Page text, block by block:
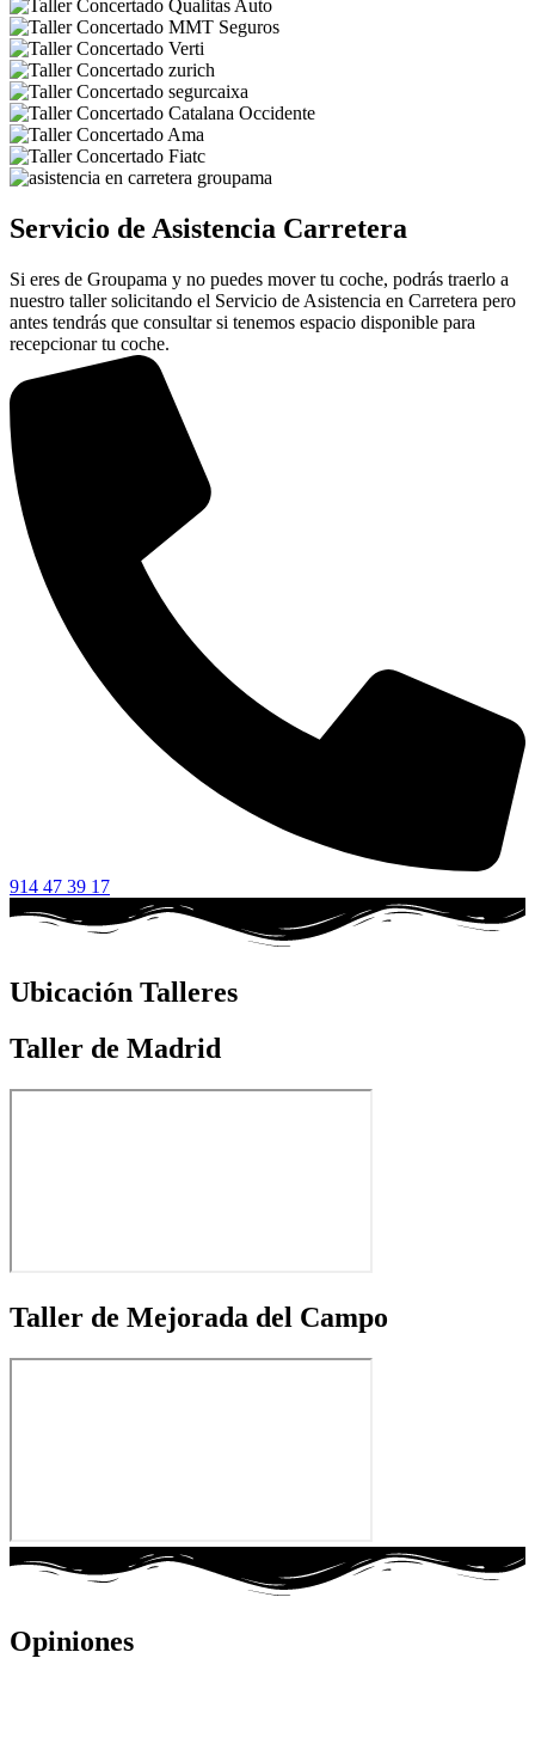
Servicio de Asistencia Carretera
Si eres de Groupama y no puedes mover tu coche, podrás traerlo a
nuestro taller solicitando el Servicio de Asistencia en Carretera pero
antes tendrás que consultar si tenemos espacio disponible para
recepcionar tu coche.
914 47 39 17
Ubicación Talleres
Taller de Madrid
Taller de Mejorada del Campo
Opiniones